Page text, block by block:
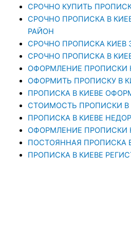
СРОЧНО КУПИТЬ
CРОЧНО ПРОПИСКА В
РАЙОН
СРОЧНО ПРОПИСКА КИЕВ
СРОЧНО ПРОПИСКА В
ОФОРМЛЕНИЕ ПРОПИСКИ
ОФОРМИТЬ ПРОПИСКУ В
ПРОПИСКА В КИЕВЕ
СТОИМОСТЬ ПРОПИСКИ В
ПРОПИСКА В КИЕВЕ
ОФОРМЛЕНИЕ ПРОПИСКИ
ПОСТОЯННАЯ ПРОПИСКА
ПРОПИСКА В КИЕВЕ